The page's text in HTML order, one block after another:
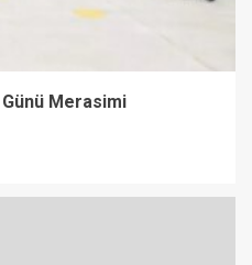
Merasimi